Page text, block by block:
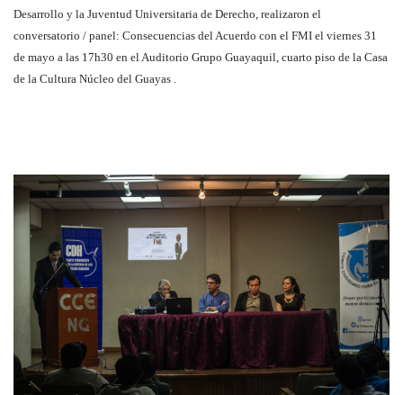
Desarrollo y la Juventud Universitaria de Derecho, realizaron el
conversatorio / panel: Consecuencias del Acuerdo con el FMI el viernes 31
de mayo a las 17h30 en el Auditorio Grupo Guayaquil, cuarto piso de la Casa
de la Cultura Núcleo del Guayas .